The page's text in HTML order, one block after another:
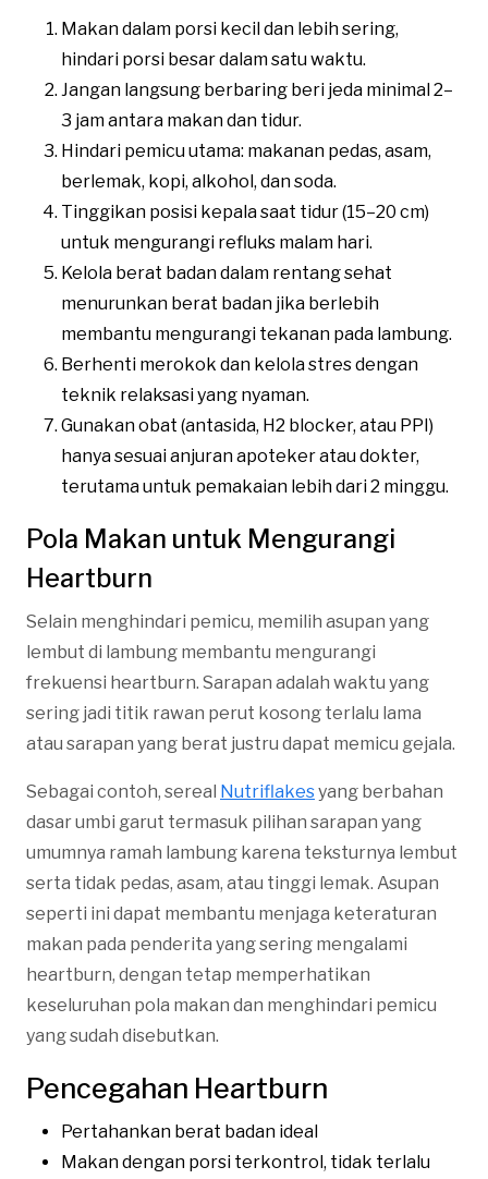
Makan dalam porsi kecil dan lebih sering,
hindari porsi besar dalam satu waktu.
Jangan langsung berbaring beri jeda minimal 2–
3 jam antara makan dan tidur.
Hindari pemicu utama: makanan pedas, asam,
berlemak, kopi, alkohol, dan soda.
Tinggikan posisi kepala saat tidur (15–20 cm)
untuk mengurangi refluks malam hari.
Kelola berat badan dalam rentang sehat
menurunkan berat badan jika berlebih
membantu mengurangi tekanan pada lambung.
Berhenti merokok dan kelola stres dengan
teknik relaksasi yang nyaman.
Gunakan obat (antasida, H2 blocker, atau PPI)
hanya sesuai anjuran apoteker atau dokter,
terutama untuk pemakaian lebih dari 2 minggu.
Pola Makan untuk Mengurangi
Heartburn
Selain menghindari pemicu, memilih asupan yang
lembut di lambung membantu mengurangi
frekuensi heartburn. Sarapan adalah waktu yang
sering jadi titik rawan perut kosong terlalu lama
atau sarapan yang berat justru dapat memicu gejala.
Sebagai contoh, sereal Nutriflakesyang berbahan
dasar umbi garut termasuk pilihan sarapan yang
umumnya ramah lambung karena teksturnya lembut
serta tidak pedas, asam, atau tinggi lemak. Asupan
seperti ini dapat membantu menjaga keteraturan
makan pada penderita yang sering mengalami
heartburn, dengan tetap memperhatikan
keseluruhan pola makan dan menghindari pemicu
yang sudah disebutkan.
Pencegahan Heartburn
Pertahankan berat badan ideal
Makan dengan porsi terkontrol, tidak terlalu